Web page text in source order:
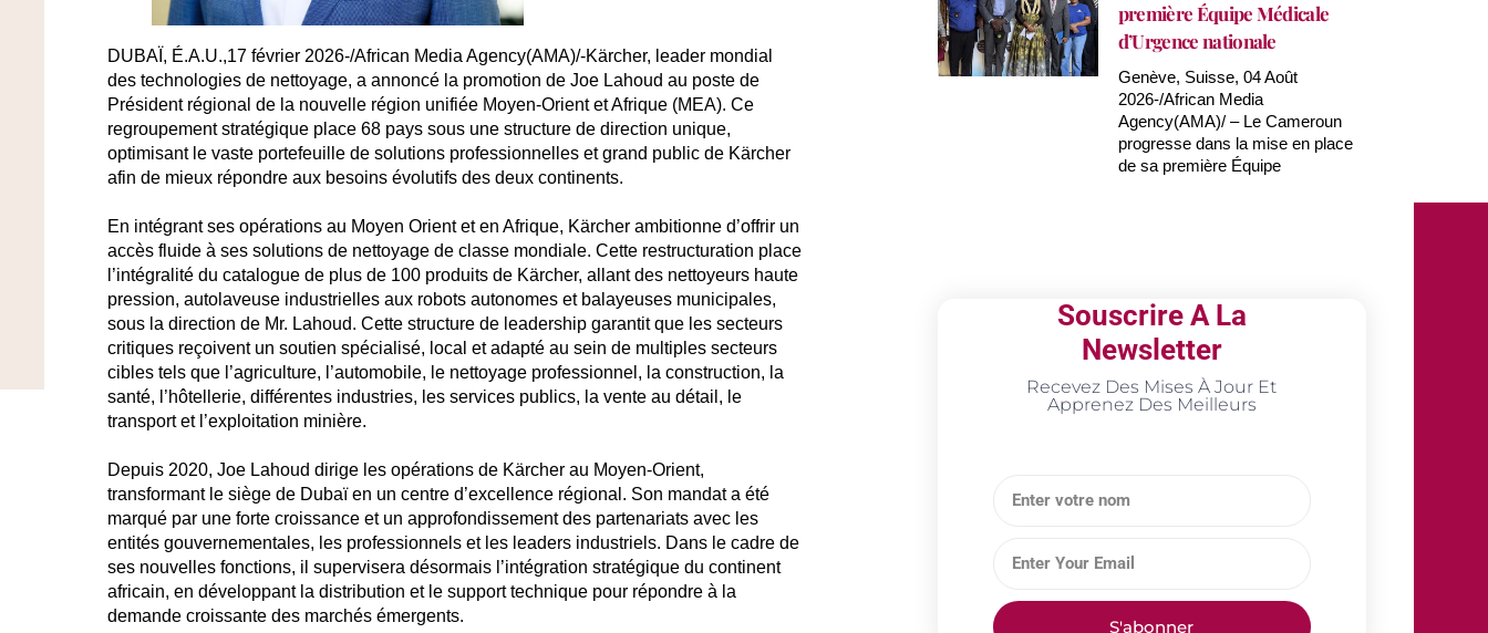
DUBAÏ, É.A.U.,17 février 2026-/African Media Agency(AMA)/-Kärcher, leader mondial
des technologies de nettoyage, a annoncé la promotion de Joe Lahoud au poste de
Président régional de la nouvelle région unifiée Moyen-Orient et Afrique (MEA). Ce
regroupement stratégique place 68 pays sous une structure de direction unique,
optimisant le vaste portefeuille de solutions professionnelles et grand public de Kärcher
afin de mieux répondre aux besoins évolutifs des deux continents.
En intégrant ses opérations au Moyen Orient et en Afrique, Kärcher ambitionne d’offrir un
accès fluide à ses solutions de nettoyage de classe mondiale. Cette restructuration place
l’intégralité du catalogue de plus de 100 produits de Kärcher, allant des nettoyeurs haute
pression, autolaveuse industrielles aux robots autonomes et balayeuses municipales,
sous la direction de Mr. Lahoud. Cette structure de leadership garantit que les secteurs
critiques reçoivent un soutien spécialisé, local et adapté au sein de multiples secteurs
cibles tels que l’agriculture, l’automobile, le nettoyage professionnel, la construction, la
santé, l’hôtellerie, différentes industries, les services publics, la vente au détail, le
transport et l’exploitation minière.
Depuis 2020, Joe Lahoud dirige les opérations de Kärcher au Moyen-Orient,
transformant le siège de Dubaï en un centre d’excellence régional. Son mandat a été
marqué par une forte croissance et un approfondissement des partenariats avec les
entités gouvernementales, les professionnels et les leaders industriels. Dans le cadre de
ses nouvelles fonctions, il supervisera désormais l’intégration stratégique du continent
africain, en développant la distribution et le support technique pour répondre à la
demande croissante des marchés émergents.
première Équipe Médicale
d’Urgence nationale
Genève, Suisse, 04 Août
2026-/African Media
Agency(AMA)/ – Le Cameroun
progresse dans la mise en place
de sa première Équipe
Souscrire A La
Newsletter
Recevez Des Mises À Jour Et
Apprenez Des Meilleurs
S'abonner